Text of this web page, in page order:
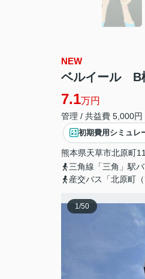
NEW
ベルイール B
7.1万円
管理 / 共益費 5,000円
初期費用シミュレ
熊本県天草市北原町
三角線「三角」駅
産交バス「北原町
1 /50